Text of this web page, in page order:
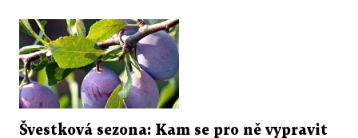
Švestková sezona: Kam se pro ně vypravit